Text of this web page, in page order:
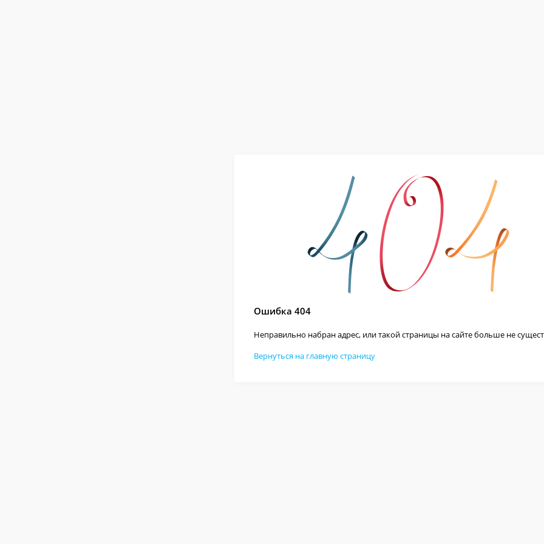
Ошибка 404
Неправильно набран адрес, или такой страницы на сайте больше не
Вернуться на главную страницу